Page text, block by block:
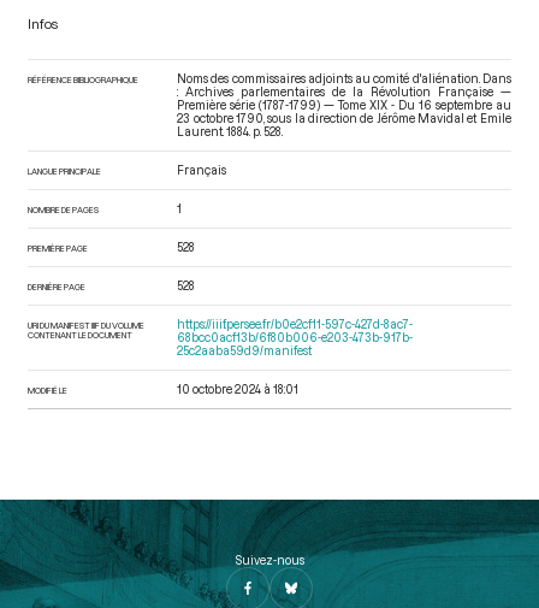
Infos
RÉFÉRENCE BIBLIOGRAPHIQUE
Noms des commissaires adjoints au comité d'aliénation. Dans
: Archives parlementaires de la Révolution Française —
Première série (1787-1799) — Tome XIX - Du 16 septembre au
23 octobre 1790 , sous la direction de Jérôme Mavidal et Emile
Laurent. 1884. p. 528.
LANGUE PRINCIPALE Français
NOMBRE DE PAGES 1
PREMIÈRE PAGE 528
DERNIÈRE PAGE 528
URI DU MANIFEST IIIF DU VOLUME
CONTENANT LE DOCUMENT
https://iiif.persee.fr/b0e2cf11-597c-427d-8ac7-
68bcc0acf13b/6f80b006-e203-473b-917b-
25c2aaba59d9/manifest
MODIFIÉ LE 10 octobre 2024 à 18:01
Suivez-nous